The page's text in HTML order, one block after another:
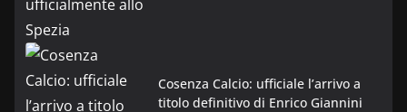
Cosenza Calcio: ufficiale l’arrivo a
titolo definitivo di Enrico Giannini